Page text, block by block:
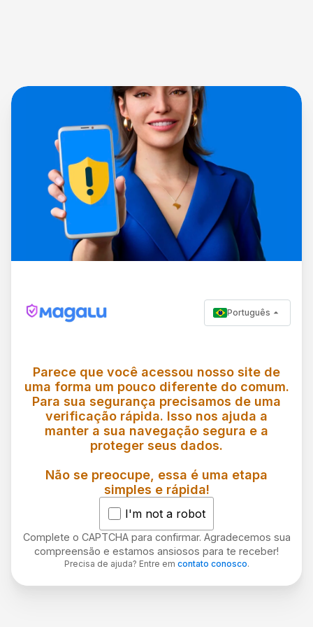
Português
Parece que você acessou nosso site de
uma forma um pouco diferente do comum.
Para sua segurança precisamos de uma
verificação rápida. Isso nos ajuda a
manter a sua navegação segura e a
proteger seus dados.
Não se preocupe, essa é uma etapa
simples e rápida!
I'm not a robot
Complete o CAPTCHA para confirmar. Agradecemos sua
compreensão e estamos ansiosos para te receber!
Precisa de ajuda? Entre em contato conosco.